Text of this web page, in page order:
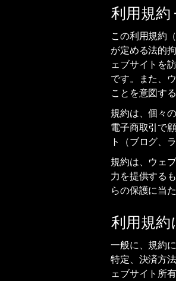
利用規約
この利用規約
が定める法的
ェブサイトを
です。また、
ことを意図す
規約は、個々
電子商取引で
ト（ブログ、
規約は、ウェ
力を提供する
らの保護に当
利用規
一般に、規約
特定、決済方
ェブサイト所